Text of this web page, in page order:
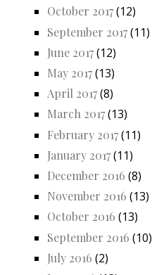
October 2017(12)
September 2017(11)
June 2017(12)
May 2017(13)
April 2017(8)
March 2017(13)
February 2017(11)
January 2017(11)
December 2016 (8)
November 2016 (13)
October 2016 (13)
September 2016 (10)
July 2016 (2)